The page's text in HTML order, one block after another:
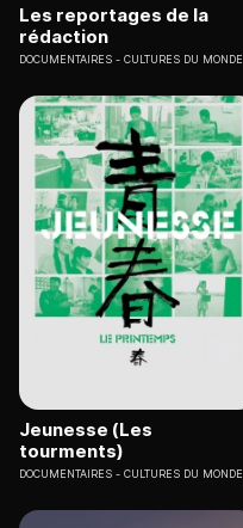
Les reportages de la
rédaction
DOCUMENTAIRES CULTURES DU MONDE
Jeunesse (Les
tourments)
DOCUMENTAIRES CULTURES DU MONDE